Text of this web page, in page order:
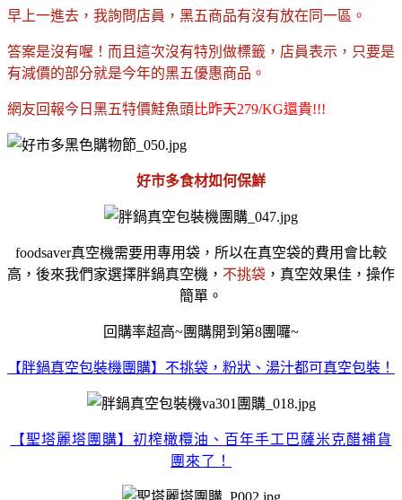
早上一進去，我詢問店員，黑五商品有沒有放在同一區。
答案是沒有喔！而且這次沒有特別做標籤，店員表示，只要是
有減價的部分就是今年的黑五優惠商品。
網友回報今日黑五特價鮭魚頭 比昨天279/KG還貴!!!
好市多食材如何保鮮
foodsaver真空機需要用專用袋，所以在真空袋的費用會比較
高，後來我們家選擇胖鍋真空機， 不挑袋 ，真空效果佳，操作
簡單。
回購率超高~團購開到第8團囉~
【胖鍋真空包裝機團購】不挑袋，粉狀、湯汁都可真空包裝！
【聖塔麗塔團購】初榨橄欖油、百年手工巴薩米克醋補貨
團來了！